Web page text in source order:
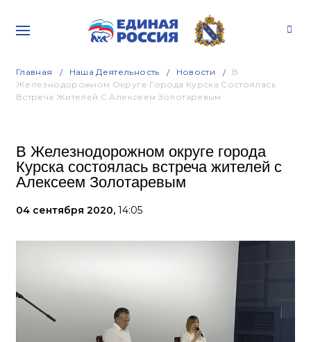
Главная Наша Деятельность Новости
В
Железнодорожном Округе Города Курска Состоялась
Встреча Жителей С Алексеем Золотаревым
В Железнодорожном округе города
Курска состоялась встреча жителей с
Алексеем Золотаревым
04 сентября 2020, 14:05